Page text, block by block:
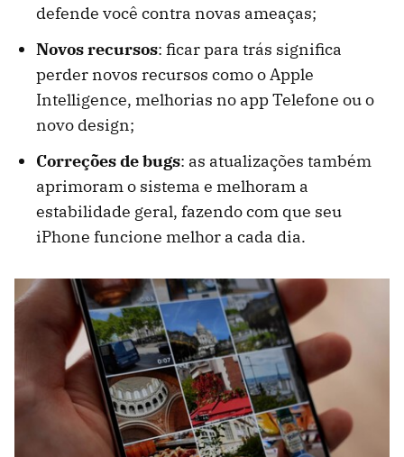
defende você contra novas ameaças;
Novos recursos: ficar para trás significa
perder novos recursos como o Apple
Intelligence, melhorias no app Telefone ou o
novo design;
Correções de bugs: as atualizações também
aprimoram o sistema e melhoram a
estabilidade geral, fazendo com que seu
iPhone funcione melhor a cada dia.